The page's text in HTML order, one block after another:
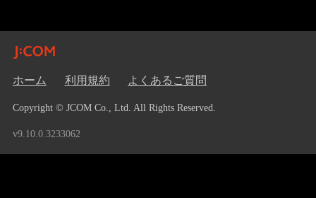
ホーム 利用規約 よくあるご質問
Copyright © JCOM Co., Ltd. All Rights Reserved.
v9.10.0.3233062